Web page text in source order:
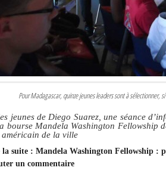
Pour Madagascar, quinze jeunes leaders sont à sélectionner,
jeunes de Diego Suarez, une séance
bourse Mandela Washington Fellowship
américain de la ville
suite : Mandela Washington Fellowship :
un commentaire